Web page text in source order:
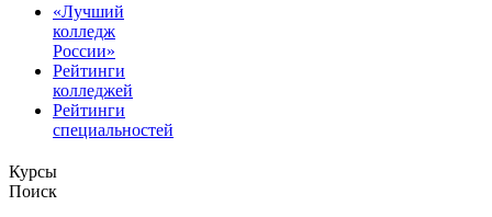
«Лучший
колледж
России»
Рейтинги
колледжей
Рейтинги
специальностей
Курсы
Поиск